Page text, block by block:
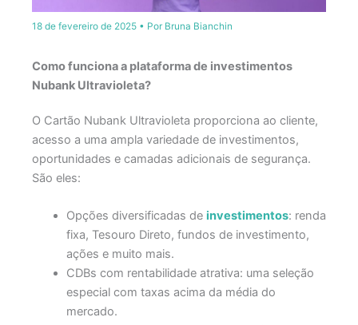
18 de fevereiro de 2025 • Por Bruna Bianchin
Como funciona a plataforma de investimentos
Nubank Ultravioleta?
O Cartão Nubank Ultravioleta proporciona ao cliente,
acesso a uma ampla variedade de investimentos,
oportunidades e camadas adicionais de segurança.
São eles:
Opções diversificadas deinvestimentos: renda
fixa, Tesouro Direto, fundos de investimento,
ações e muito mais.
CDBs com rentabilidade atrativa: uma seleção
especial com taxas acima da média do
mercado.